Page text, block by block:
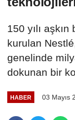
150 yılı
kurulan
genelinde
dokunan bir
HABER 03 Mayıs